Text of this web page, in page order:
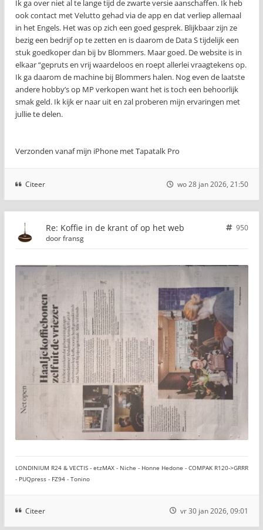
Ik ga over niet al te lange tijd de zwarte versie aanschaffen. Ik heb
ook contact met Velutto gehad via de app en dat verliep allemaal
in het Engels. Het was op zich een goed gesprek. Blijkbaar zijn ze
bezig een bedrijf op te zetten en is daarom de Data S tijdelijk een
stuk goedkoper dan bij bv Blommers. Maar goed. De website is in
elkaar “gepruts en vrij waardeloos en roept allerlei vraagtekens op.
Ik ga daarom de machine bij Blommers halen. Nog even de laatste
andere hobby’s op MP verkopen want het is toch een behoorlijk
smak geld. Ik kijk er naar uit en zal proberen mijn ervaringen met
jullie te delen.
Verzonden vanaf mijn iPhone met Tapatalk Pro
Citeer wo 28 jan 2026, 21:50
Re: Koffie in de krant of op het web
950
doorfransg
LONDINIUM R24 & VECTIS - etzMAX - Niche - Honne Hedone - COMPAK R120->GRRR
- PUQpress - FZ94 - Tonino
Citeer vr 30 jan 2026, 09:01